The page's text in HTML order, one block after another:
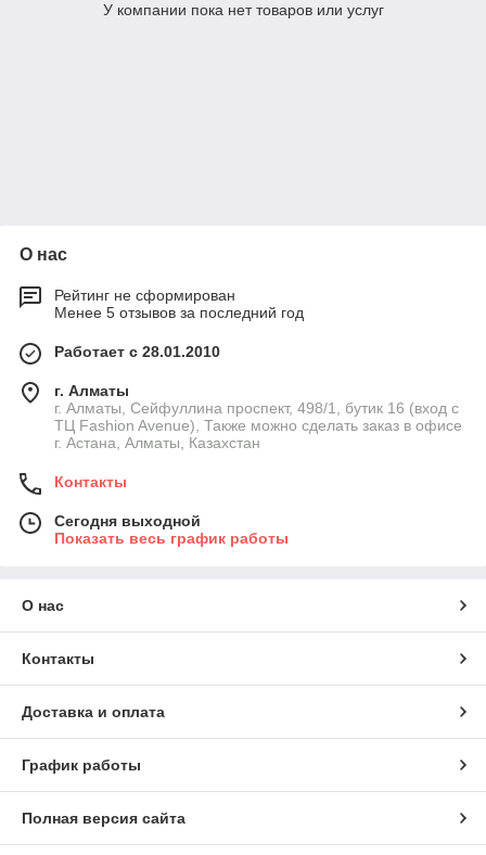
У компании пока нет товаров или услуг
О нас
Рейтинг не сформирован
Менее 5 отзывов за последний год
Работает с 28.01.2010
г. Алматы
г. Алматы, Сейфуллина проспект, 498/1, бутик 16 (вход с
ТЦ Fashion Avenue), Также можно сделать заказ в офисе
г. Астана, Алматы, Казахстан
Контакты
Сегодня выходной
Показать весь график работы
О нас
Контакты
Доставка и оплата
График работы
Полная версия сайта